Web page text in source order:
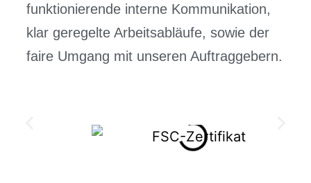
funktionierende interne Kommunikation,
klar geregelte Arbeitsabläufe, sowie der
faire Umgang mit unseren Auftraggebern.